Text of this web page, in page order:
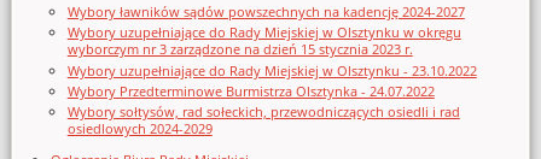
Wybory ławników sądów powszechnych na kadencję 2024-2027
Wybory uzupełniające do Rady Miejskiej w Olsztynku w okręgu
wyborczym nr 3 zarządzone na dzień 15 stycznia 2023 r.
Wybory uzupełniające do Rady Miejskiej w Olsztynku - 23.10.2022
Wybory Przedterminowe Burmistrza Olsztynka - 24.07.2022
Wybory sołtysów, rad sołeckich, przewodniczących osiedli i rad
osiedlowych 2024-2029